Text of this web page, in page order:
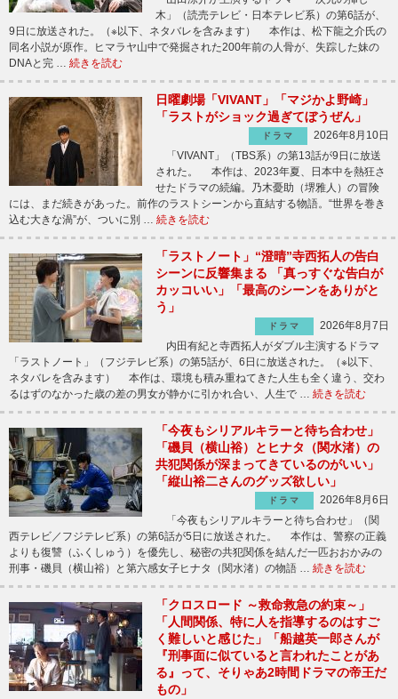
木」（読売テレビ・日本テレビ系）の第6話が、
9日に放送された。（※以下、ネタバレを含みます） 本作は、松下龍之介氏の
同名小説が原作。ヒマラヤ山中で発掘された200年前の人骨が、失踪した妹の
DNAと完 … 続きを読む
日曜劇場「VIVANT」「マジかよ野崎」
「ラストがショック過ぎてぼうぜん」
ドラマ
2026年8月10日
「VIVANT」（TBS系）の第13話が9日に放送
された。 本作は、2023年夏、日本中を熱狂さ
せたドラマの続編。乃木憂助（堺雅人）の冒険
には、まだ続きがあった。前作のラストシーンから直結する物語。“世界を巻き
込む大きな渦”が、ついに別 … 続きを読む
「ラストノート」“澄晴”寺西拓人の告白
シーンに反響集まる 「真っすぐな告白が
カッコいい」「最高のシーンをありがと
う」
ドラマ
2026年8月7日
内田有紀と寺西拓人がダブル主演するドラマ
「ラストノート」（フジテレビ系）の第5話が、6日に放送された。（※以下、
ネタバレを含みます） 本作は、環境も積み重ねてきた人生も全く違う、交わ
るはずのなかった歳の差の男女が静かに引かれ合い、人生で … 続きを読む
「今夜もシリアルキラーと待ち合わせ」
「磯貝（横山裕）とヒナタ（関水渚）の
共犯関係が深まってきているのがいい」
「縦山裕二さんのグッズ欲しい」
ドラマ
2026年8月6日
「今夜もシリアルキラーと待ち合わせ」（関
西テレビ／フジテレビ系）の第6話が5日に放送された。 本作は、警察の正義
よりも復讐（ふくしゅう）を優先し、秘密の共犯関係を結んだ一匹おおかみの
刑事・磯貝（横山裕）と第六感女子ヒナタ（関水渚）の物語 … 続きを読む
「クロスロード ～救命救急の約束～」
「人間関係、特に人を指導するのはすご
く難しいと感じた」「船越英一郎さんが
『刑事面に似ていると言われたことがあ
る』って、そりゃあ2時間ドラマの帝王だ
もの」